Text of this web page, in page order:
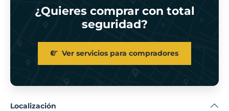
¿Quieres comprar con total
seguridad?
Ver servicios para compradores
Localización